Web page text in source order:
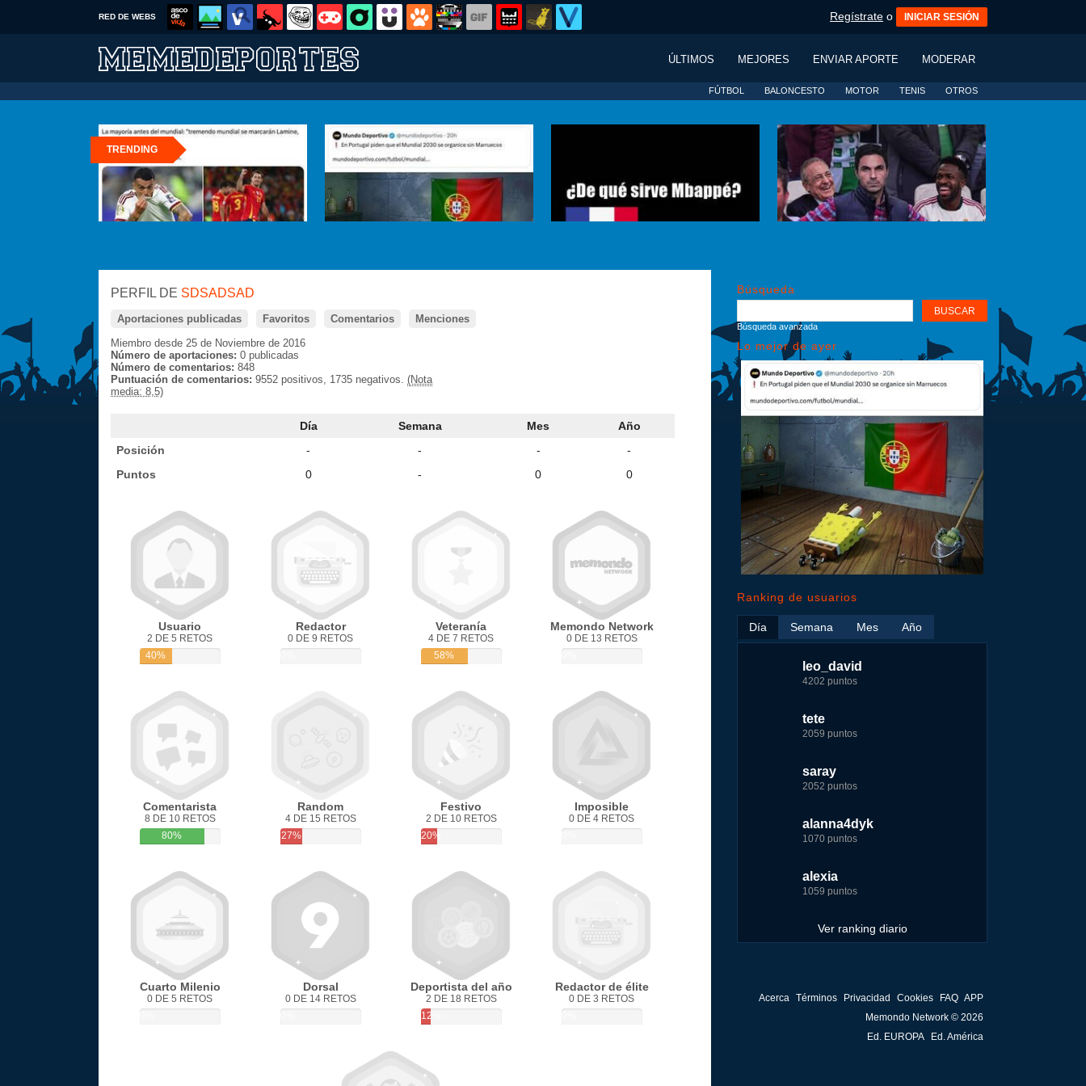
RED DE WEBS Regístrate o INICIAR SESIÓN
ÚLTIMOS MEJORES ENVIAR APORTE MODERAR
FÚTBOL BALONCESTO MOTOR TENIS OTROS
TRENDING
PERFIL DE SDSADSAD
Aportaciones publicadas Favoritos Comentarios
Menciones
Miembro desde 25 de Noviembre de 2016
Número de aportaciones: 0 publicadas
Número de comentarios: 848
Puntuación de comentarios: 9552 positivos, 1735 negativos. (Nota
media: 8,5)
Día Semana Mes
Año
Posición
- - -
-
Puntos
0 - 0 0
Usuario
2 DE 5 RETOS
40%
Redactor
0 DE 9 RETOS
Veteranía
4 DE 7 RETOS
58%
Memondo Network
0 DE 13 RETOS
Comentarista
8 DE 10 RETOS
80%
Random
4 DE 15 RETOS
27%
Festivo
2 DE 10 RETOS
20%
Imposible
0 DE 4 RETOS
Cuarto Milenio
0 DE 5 RETOS
Dorsal
0 DE 14 RETOS
Deportista del año
2 DE 18 RETOS
12%
Redactor de élite
0 DE 3 RETOS
Búsqueda
Búsqueda avanzada
Lo mejor de ayer
Ranking de usuarios
Día
leo_david
4202 puntos
tete
2059 puntos
saray
2052 puntos
alanna4dyk
1070 puntos
alexia
1059 puntos
Ver ranking diario
Semana
leo_david
21926 puntos
fer
7229 puntos
tete
6233 puntos
123dale
5192 puntos
saray
5183 puntos
Mes
leo_david
33385 puntos
jeremy_malpieu
15444 puntos
tete
8301 puntos
123dale
8290 puntos
fer
8283 puntos
Año
nomedigas
339916 puntos
jeremy_malpieu
263186 puntos
Baba
252929 puntos
john
244881 puntos
fer
236750 puntos
Acerca Términos Privacidad Cookies FAQ APP
Memondo Network © 2026
Ed. EUROPA
Ed. América